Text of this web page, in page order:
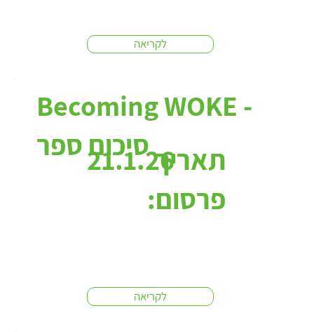
לקריאה
Becoming WOKE -
סיכום ספר
לקריאה
21.1.26תאריך
פרסום: